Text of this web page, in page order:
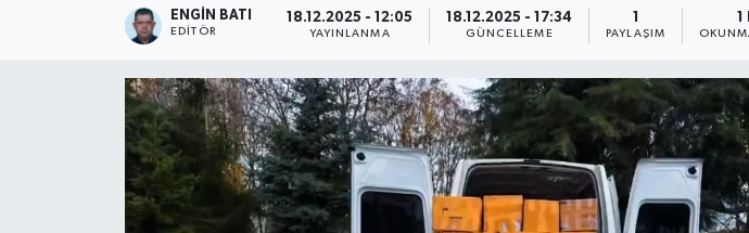
ENGIN BATI
EDITÖR
18.12.2025 - 12:05
YAYINLANMA
18.12.2025 - 17:34
GÜNCELLEME PAYLAŞIM